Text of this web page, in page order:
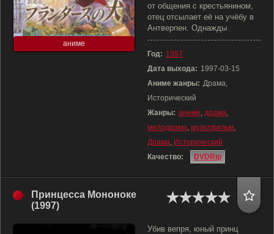
аниме
от общения с крестьянином,
отец отсылает её на учёбу в
Антверпен. Однажды
Год: 1997
Дата выхода: 1997-03-15
Аниме жанры: Драма,
Исторический
Жанры: аниме, драма,
мелодрама, мультфильм,
Драма, Исторический
Качество:
DVDRip
Принцесса Мононоке
(1997)
Убив вепря, юный принц